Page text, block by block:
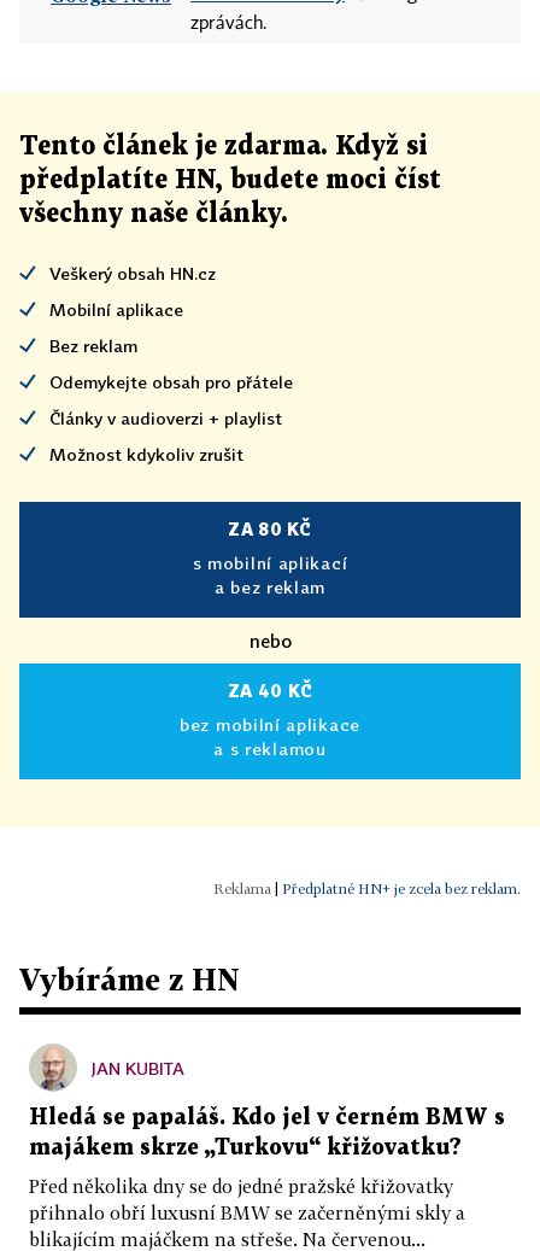
zprávách.
Tento článek je zdarma. Když si
předplatíte HN, budete moci číst
všechny naše články.
Veškerý obsah HN.cz
Mobilní aplikace
Bez reklam
Odemykejte obsah pro přátele
Články v audioverzi + playlist
Možnost kdykoliv zrušit
ZA 80 KČ
s mobilní aplikací
a bez reklam
nebo
ZA 40 KČ
bez mobilní aplikace
a s reklamou
Předplatné HN+ je zcela bez reklam.
Vybíráme z HN
JAN KUBITA
Hledá se papaláš. Kdo jel v černém BMW s
majákem skrze „Turkovu“ křižovatku?
Před několika dny se do jedné pražské křižovatky
přihnalo obří luxusní BMW se začerněnými skly a
blikajícím majáčkem na střeše. Na červenou...